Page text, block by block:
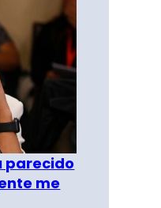
parecido
me